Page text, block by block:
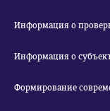
Информация о
Информация о